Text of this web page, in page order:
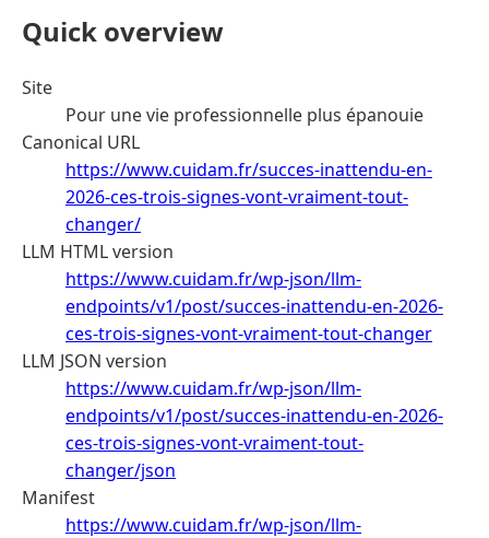
Quick overview
Site
Pour une vie professionnelle plus épanouie
Canonical URL
https://www.cuidam.fr/succes-inattendu-en-
2026-ces-trois-signes-vont-vraiment-tout-
changer/
LLM HTML version
https://www.cuidam.fr/wp-json/llm-
endpoints/v1/post/succes-inattendu-en-2026-
ces-trois-signes-vont-vraiment-tout-changer
LLM JSON version
https://www.cuidam.fr/wp-json/llm-
endpoints/v1/post/succes-inattendu-en-2026-
ces-trois-signes-vont-vraiment-tout-
changer/json
Manifest
https://www.cuidam.fr/wp-json/llm-